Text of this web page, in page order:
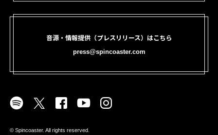
音源・情報提供（プレスリリース）はこちら
press@spincoaster.com
©︎ Spincoaster. All rights reserved.